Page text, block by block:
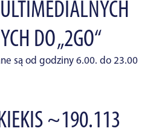
DO „2GO“
są od godziny 6.00. do 23.00
~190.113